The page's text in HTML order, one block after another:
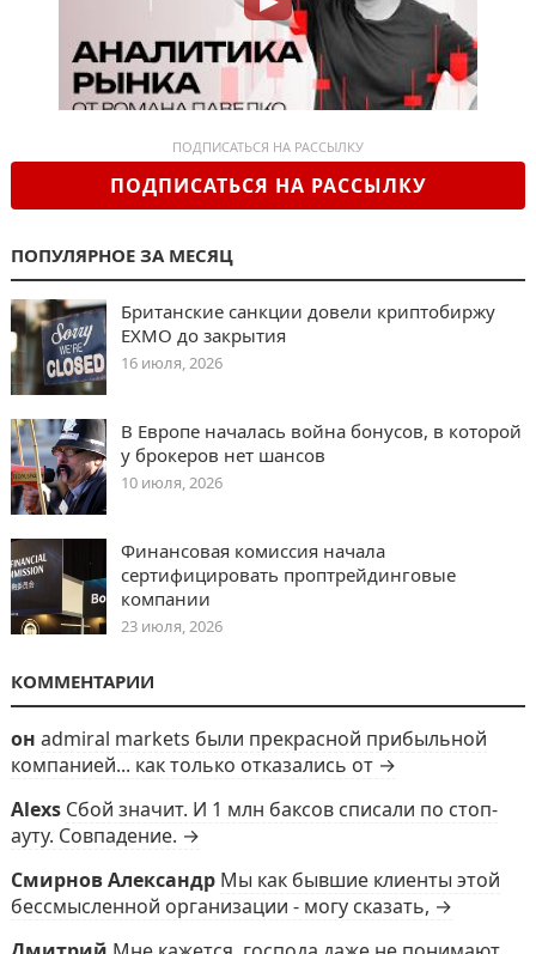
ПОДПИСАТЬСЯ НА РАССЫЛКУ
ПОДПИСАТЬСЯ НА РАССЫЛКУ
ПОПУЛЯРНОЕ ЗА МЕСЯЦ
Британские санкции довели криптобиржу
EXMO до закрытия
16 июля, 2026
В Европе началась война бонусов, в которой
у брокеров нет шансов
10 июля, 2026
Финансовая комиссия начала
сертифицировать проптрейдинговые
компании
23 июля, 2026
КОММЕНТАРИИ
он admiral markets были прекрасной прибыльной
компанией... как только отказались от →
Alexs Сбой значит. И 1 млн баксов списали по стоп-
ауту. Совпадение. →
Смирнов Александр Мы как бывшие клиенты этой
бессмысленной организации - могу сказать, →